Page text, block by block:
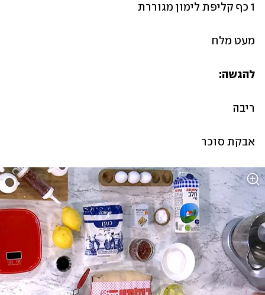
1 כף קליפת לימון מגוררת
מעט מלח
להגשה:
ריבה
אבקת סוכר